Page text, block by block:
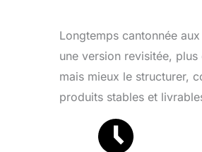
Longtemps cantonnée
une version revisitée,
mais mieux le structurer,
produits stables et